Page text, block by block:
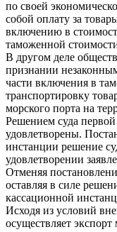
по своей
собой оплату за
включению в
таможенной
В другом деле
признании
части включения в
транспортировку
морского порта на
Решением суда
удовлетворены.
инстанции решение
удовлетворении
Отменяя
оставляя в силе
кассационной
Исходя из условий
осуществляет